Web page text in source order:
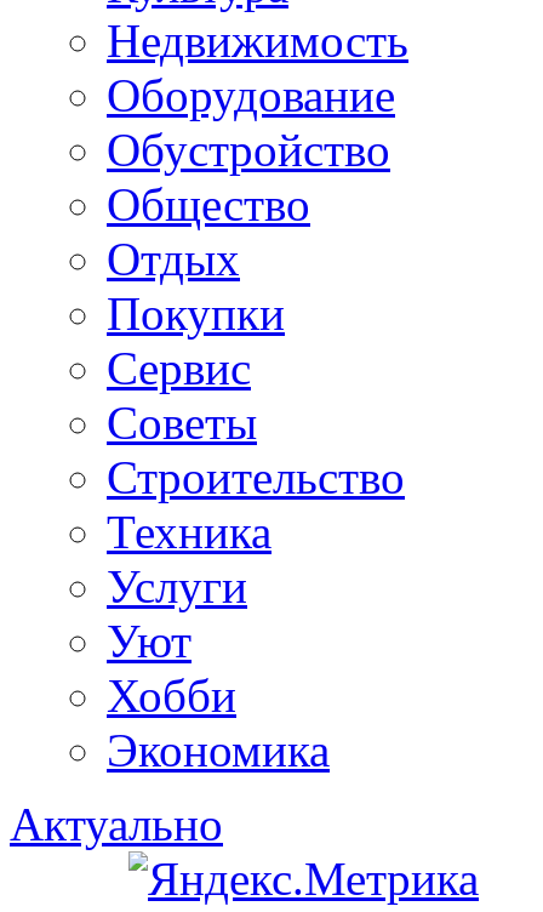
Недвижимость
Оборудование
Обустройство
Общество
Отдых
Покупки
Сервис
Советы
Строительство
Техника
Услуги
Уют
Хобби
Экономика
Актуально